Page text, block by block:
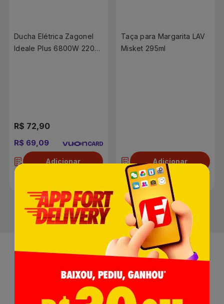
Ducha Elétrica Zagonel
Ideale Plus 6800W 220V
R$ 72,90
R$ 69,09
Adicionar
Taça para Margarita LAV
Misket 295ml
Adicionar